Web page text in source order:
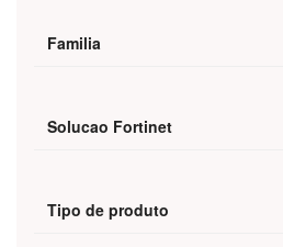
Familia
Solucao Fortinet
Tipo de produto